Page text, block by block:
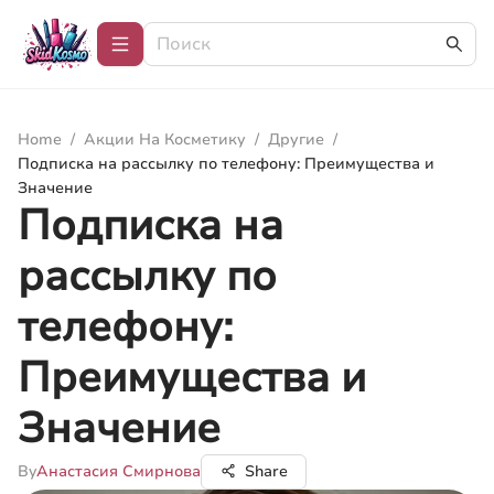
Home / Акции На Косметику / Другие /
Подписка на рассылку по телефону: Преимущества и
Значение
Подписка на
рассылку по
телефону:
Преимущества и
Значение
ByАнастасия Смирнова Share